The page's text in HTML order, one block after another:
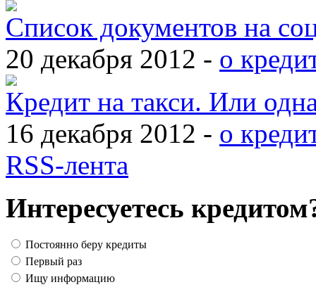
Список документов на
20 декабря 2012 - о
Кредит на такси. Или
16 декабря 2012 - о
RSS-лента
Интересуетесь
Постоянно беру кредиты
Первый раз
Ищу информацию